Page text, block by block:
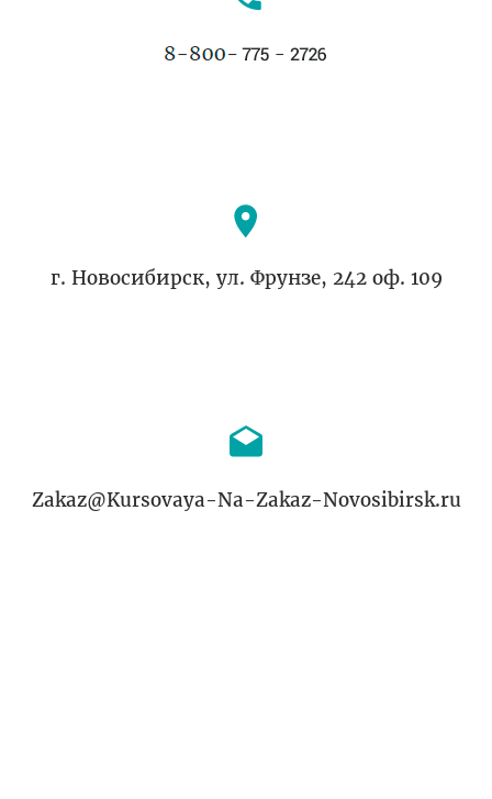
г. Новосибирск, ул. Фрунзе, 242 оф. 109
Zakaz@Kursovaya-Na-Zakaz-Novosibirsk.ru